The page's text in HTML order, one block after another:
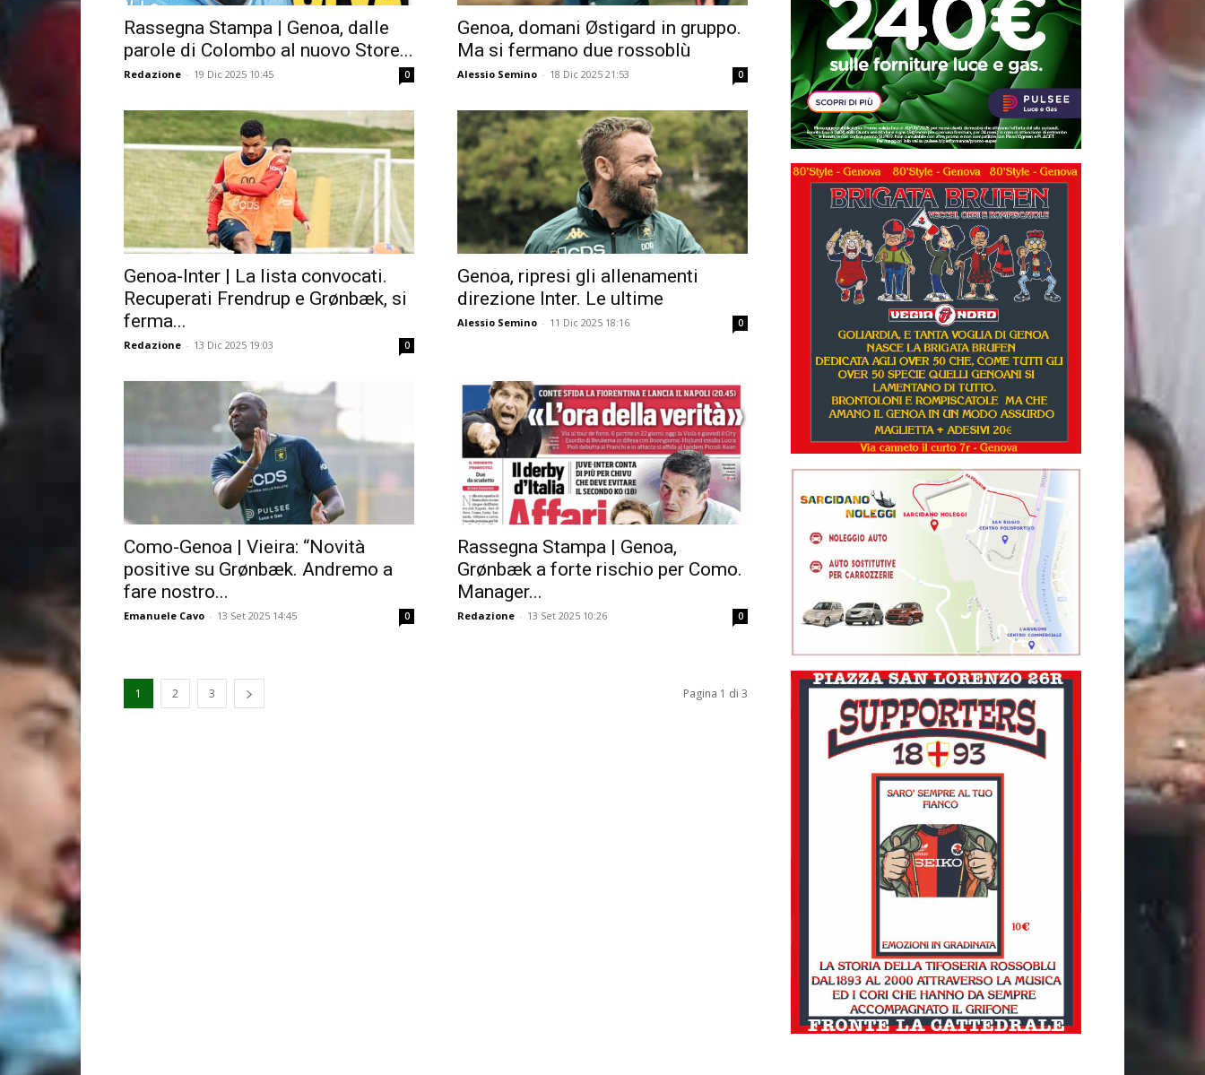
Rassegna Stampa | Genoa, dalle
parole di Colombo al nuovo Store...
Redazione - 19 Dic 2025 10:45 0
Genoa, domani Østigard in gruppo.
Ma si fermano due rossoblù
Alessio Semino - 18 Dic 2025 21:53 0
Genoa-Inter | La lista convocati.
Recuperati Frendrup e Grønbæk, si
ferma...
Redazione - 13 Dic 2025 19:03 0
Genoa, ripresi gli allenamenti
direzione Inter. Le ultime
Alessio Semino - 11 Dic 2025 18:16 0
Como-Genoa | Vieira: “Novità
positive su Grønbæk. Andremo a
fare nostro...
Emanuele Cavo - 13 Set 2025 14:45 0
Rassegna Stampa | Genoa,
Grønbæk a forte rischio per Como.
Manager...
Redazione - 13 Set 2025 10:26 0
1 2 3 Pagina 1 di 3